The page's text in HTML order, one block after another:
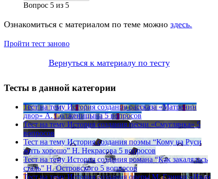
Вопрос 5 из 5
Ознакомиться с материалом по теме можно здесь.
Пройти тест заново
Вернуться к материалу по тесту
Тесты в данной категории
Тест на тему История создания рассказа «Матренин
двор» А. Солженицына 5 вопросов
Тест на тему История создания песни «Смуглянка» 5
вопросов
Тест на тему История создания поэмы “Кому на Руси
жить хорошо” Н. Некрасова 5 вопросов
Тест на тему История создания романа “Как закалялась
сталь” Н. Островского 5 вопросов
Тест на тему История создания оперы М. Глинки «Иван